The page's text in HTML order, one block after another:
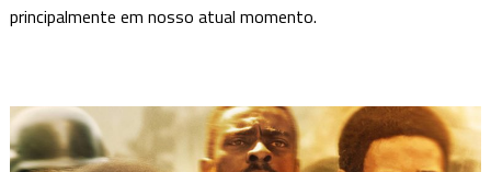
principalmente em nosso atual momento.